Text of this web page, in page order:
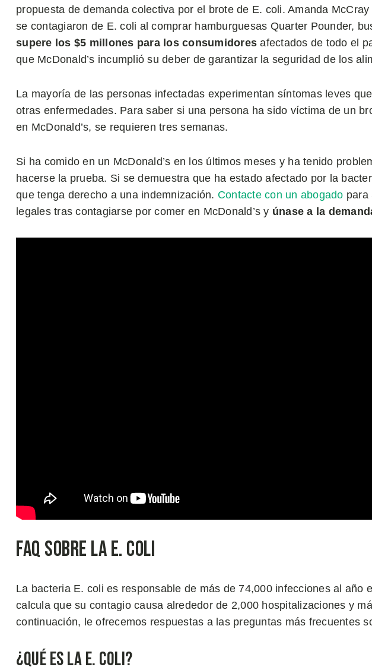
propuesta de demanda colectiva por el brote de E. coli. Amanda
se contagiaron de E. coli al comprar hamburguesas Quarter Pounder,
supere los $5 millones para los consumidoresafectados de todo el
que McDonald’s incumplió su deber de garantizar la seguridad de los
La mayoría de las personas infectadas experimentan síntomas leves
otras enfermedades. Para saber si una persona ha sido víctima de un
en McDonald’s, se requieren tres semanas.
Si ha comido en un McDonald’s en los últimos meses y ha tenido
hacerse la prueba. Si se demuestra que ha estado afectado por la
que tenga derecho a una indemnización. Contacte con un abogado para
legales tras contagiarse por comer en McDonald’s y únase a la
FAQ Sobre la E. coli
La bacteria E. coli es responsable de más de 74,000 infecciones al año
calcula que su contagio causa alrededor de 2,000 hospitalizaciones y
continuación, le ofrecemos respuestas a las preguntas más frecuentes
¿Qué es la E. coli?